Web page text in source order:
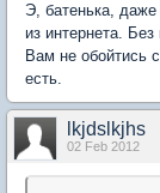
Э, батенька, даже
из интернета.
Вам не обойтись
есть.
lkjdslkjhs
02 Feb 2012